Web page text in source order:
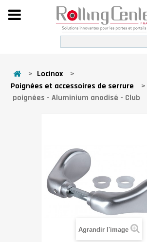
> Locinox
>
Poignées et accessoires de serrure
>
poignées - Aluminium anodisé - Club
Agrandir l'image